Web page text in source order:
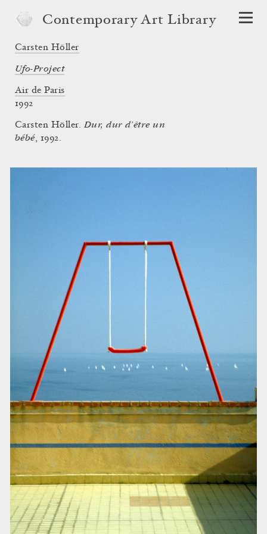
Contemporary Art Library
Carsten Höller
Ufo-Project
Air de Paris
1992
Carsten Höller.Dur, dur d’être un
bébé, 1992.